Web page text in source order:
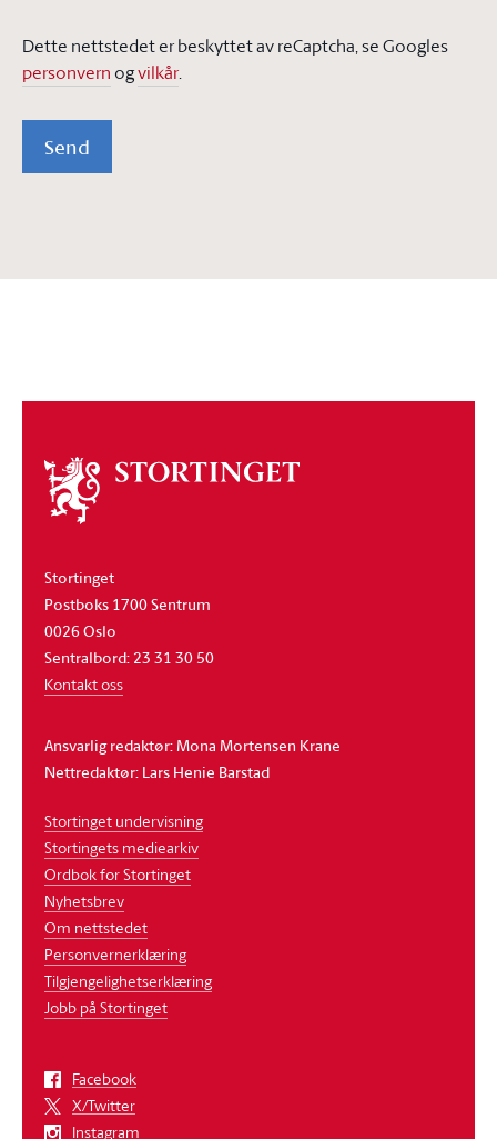
Dette nettstedet er beskyttet av reCaptcha, se Googles
personvern ogvilkår.
Send
Om
stortinget
Stortinget
Postboks 1700 Sentrum
0026 Oslo
Sentralbord: 23 31 30 50
Kontakt oss
Ansvarlig redaktør: Mona Mortensen Krane
Nettredaktør: Lars Henie Barstad
Stortinget undervisning
Stortingets mediearkiv
Ordbok for Stortinget
Nyhetsbrev
Om nettstedet
Personvernerklæring
Tilgjengelighetserklæring
Jobb på Stortinget
Facebook
X/Twitter
Instagram